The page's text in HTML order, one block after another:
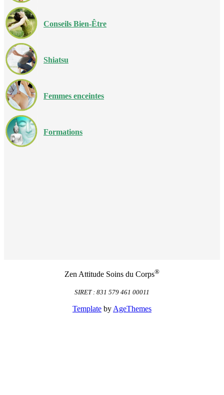
Conseils Bien-Être
Shiatsu
Femmes enceintes
Formations
Zen Attitude Soins du Corps®
SIRET : 831 579 461 00011
Template by AgeThemes